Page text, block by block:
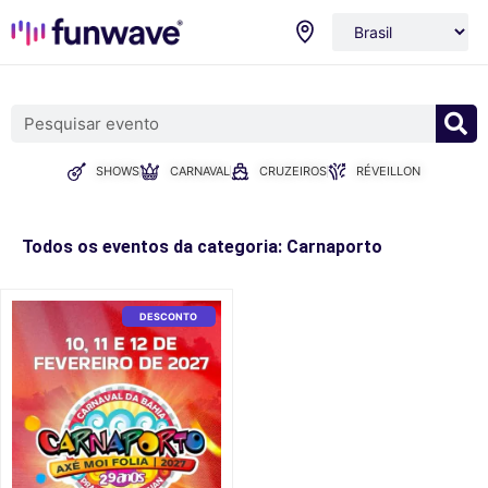
SHOWS CARNAVAL CRUZEIROS RÉVEILLON
Todos os eventos da categoria: Carnaporto
DESCONTO